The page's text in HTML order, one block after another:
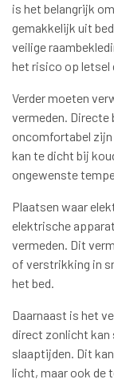
is het belangrijk
gemakkelijk uit
veilige
het risico op letsel
Verder moeten
vermeden. Directe
oncomfortabel
kan te dicht bij
ongewenste
Plaatsen waar
elektrische
vermeden. Dit
of verstrikking in
het bed.
Daarnaast is het
direct zonlicht kan
slaaptijden. Dit
licht, maar ook de